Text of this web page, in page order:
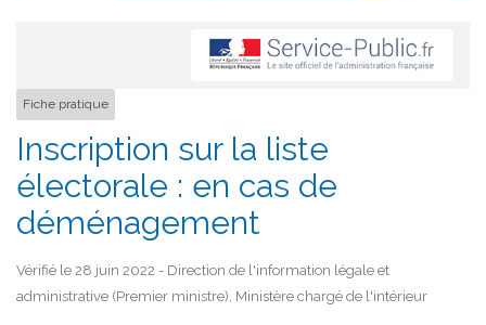
Fiche pratique
Inscription sur la liste
électorale : en cas de
déménagement
Vérifié le 28 juin 2022 - Direction de l'information légale et
administrative (Premier ministre), Ministère chargé de l'intérieur